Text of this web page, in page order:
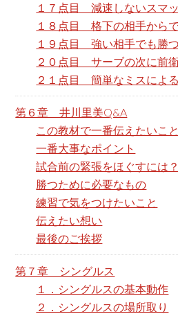
１７点目 減速しないスマ
１８点目 格下の相手から
１９点目 強い相手でも勝つ
２０点目 サーブの次に前衛
２１点目 簡単なミスによ
第６章 井川里美Q&A
この教材で一番伝えたいこと
一番大事なポイント
試合前の緊張をほぐすには？
勝つために必要なもの
練習で気をつけたいこと
伝えたい想い
最後のご挨拶
第７章 シングルス
１．シングルスの基本動作
２．シングルスの場所取り